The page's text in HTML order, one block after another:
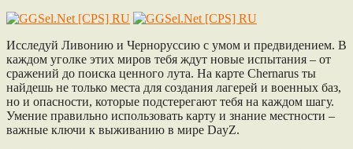
Исследуй Ливонию и Черноруссию с умом и предвидением. В
каждом уголке этих миров тебя ждут новые испытания – от
сражений до поиска ценного лута. На карте Chernarus ты
найдешь не только места для создания лагерей и военных баз,
но и опасности, которые подстерегают тебя на каждом шагу.
Умение правильно использовать карту и знание местности –
важные ключи к выживанию в мире DayZ.